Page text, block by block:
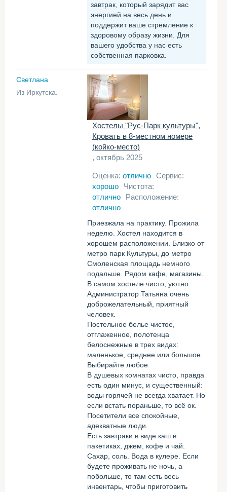
завтрак, который зарядит вас
энергией на весь день и
поддержит ваше стремление к
здоровому образу жизни. Для
вашего удобства у нас есть
собственная парковка.
Светлана
Из Иркутска.
Хостелы "Рус-Парк культуры",
Кровать в 8-местном номере
(койко-место)
, октябрь 2025
Оценка: отлично Сервис:
хорошо
Чистота:
отлично
Расположение:
отлично
Приезжала на практику. Прожила
неделю. Хостел находится в
хорошем расположении. Близко от
метро парк Культуры, до метро
Смоленская площадь немного
подальше. Рядом кафе, магазины.
В самом хостеле чисто, уютно.
Администратор Татьяна очень
доброжелательный, приятный
человек.
Постельное белье чистое,
отглаженное, полотенца
белоснежные в трех видах:
маленькое, среднее или большое.
Выбирайте любое.
В душевых комнатах чисто, правда
есть один минус, и существенный:
воды горячей не всегда хватает. Но
если встать пораньше, то всё ок.
Посетители все спокойные,
адекватные люди.
Есть завтраки в виде каш в
пакетиках, джем, кофе и чай.
Сахар, соль. Вода в кулере. Если
будете проживать не ночь, а
побольше, то там есть весь
инвентарь, чтобы приготовить